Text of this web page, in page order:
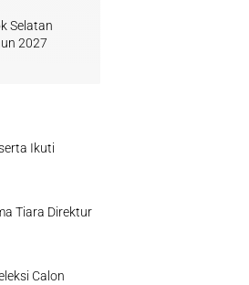
Selatan
2027
Ikuti
Tiara Direktur
Calon